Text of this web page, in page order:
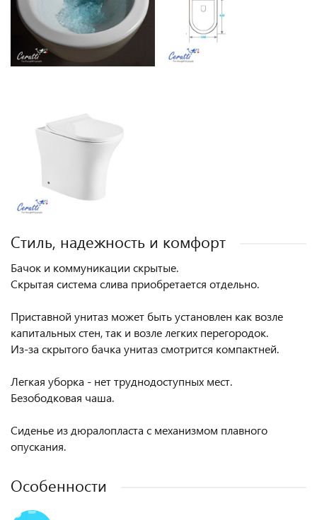
Cтиль, надежность и комфорт
Бачок и коммуникации скрытые.
Скрытая система слива приобретается отдельно.
Приставной унитаз может быть установлен как возле
капитальных стен, так и возле легких перегородок.
Из-за скрытого бачка унитаз смотрится компактней.
Легкая уборка - нет труднодоступных мест.
Безободковая чаша.
Сиденье из дюралопласта с механизмом плавного
опускания.
Особенности